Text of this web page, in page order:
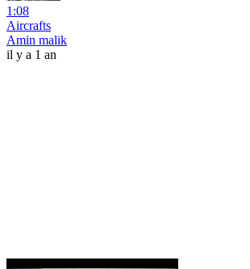
1:08
Aircrafts
Amin malik
il y a 1 an